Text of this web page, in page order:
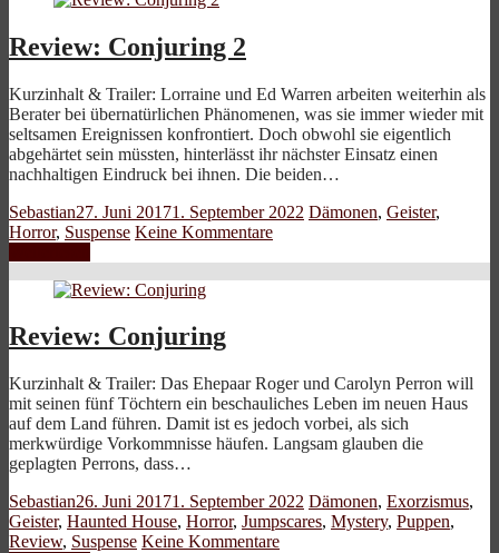
Review: Conjuring 2
Kurzinhalt & Trailer: Lorraine und Ed Warren arbeiten weiterhin als
Berater bei übernatürlichen Phänomenen, was sie immer wieder mit
seltsamen Ereignissen konfrontiert. Doch obwohl sie eigentlich
abgehärtet sein müssten, hinterlässt ihr nächster Einsatz einen
nachhaltigen Eindruck bei ihnen. Die beiden…
Sebastian27. Juni 20171. September 2022 Dämonen, Geister,
Horror, Suspense Keine Kommentare
Review: Conjuring
Kurzinhalt & Trailer: Das Ehepaar Roger und Carolyn Perron will
mit seinen fünf Töchtern ein beschauliches Leben im neuen Haus
auf dem Land führen. Damit ist es jedoch vorbei, als sich
merkwürdige Vorkommnisse häufen. Langsam glauben die
geplagten Perrons, dass…
Sebastian26. Juni 20171. September 2022 Dämonen, Exorzismus,
Geister, Haunted House, Horror, Jumpscares, Mystery, Puppen,
Review, Suspense Keine Kommentare